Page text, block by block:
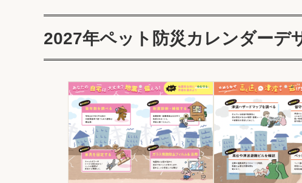
2027年ペット防災カレンダーデ